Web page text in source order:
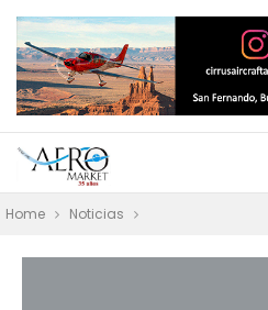
Home Noticias